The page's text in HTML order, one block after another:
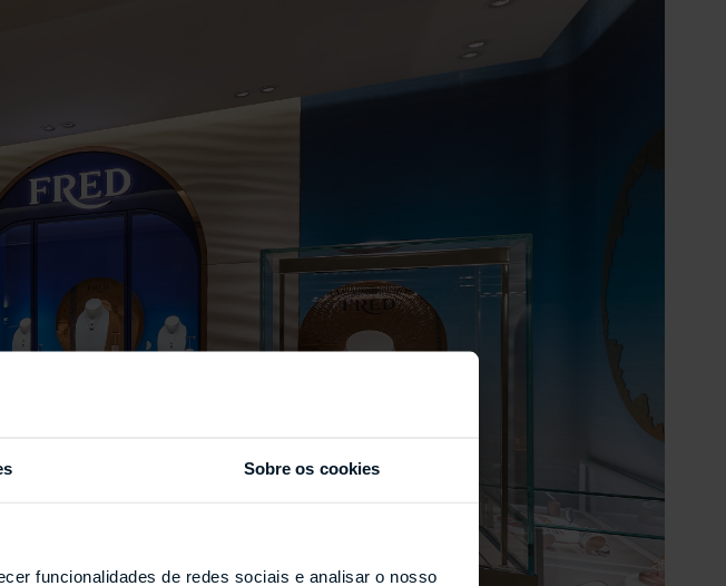
Sobre os cookies
funcionalidades de redes sociais e analisar o nosso